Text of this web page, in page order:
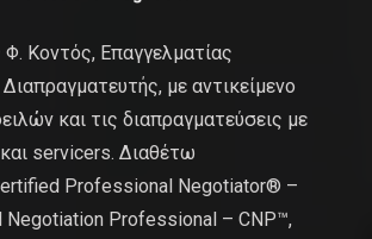
Φ. Κοντός, Επαγγελματίας
με αντικείμενο
και τις διαπραγματεύσεις με
servicers. Διαθέτω
Professional Negotiator® –
Negotiation Professional – CNP™,